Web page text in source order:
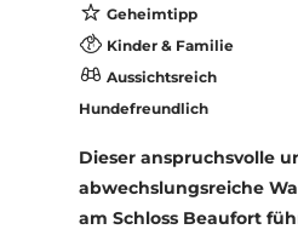
Geheimtipp
Kinder & Familie
Aussichtsreich
Hundefreundlich
Dieser anspruchsvolle
abwechslungsreiche
am Schloss Beaufort